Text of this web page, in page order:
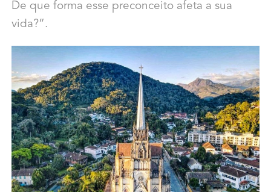
De que forma esse preconceito afeta a sua
vida?”.